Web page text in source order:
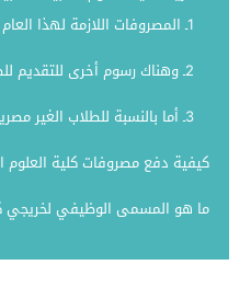
1ـ المصروفات اللازمة لهذا العام
2ـ وهناك رسوم أخرى للتقديم للطلاب المصريين منها
3ـ أما بالنسبة للطلاب الغير مصريين
كيفية دفع مصروفات كلية العلوم
ما هو المسمى الوظيفي لخريجي